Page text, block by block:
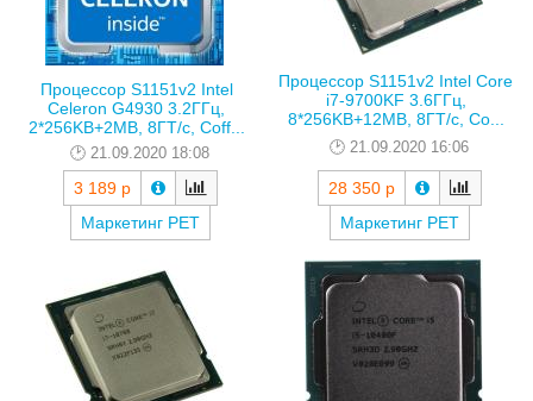
Процессор S1151v2 Intel
Celeron G4930 3.2ГГц,
2*256KB+2MB, 8ГТ/с, Coff...
21.09.2020 18:08
3 189 р
Маркетинг РЕТ
Процессор S1151v2 Intel Core
i7-9700KF 3.6ГГц,
8*256KB+12MB, 8ГТ/с, Co...
21.09.2020 16:06
28 350 р
Маркетинг РЕТ